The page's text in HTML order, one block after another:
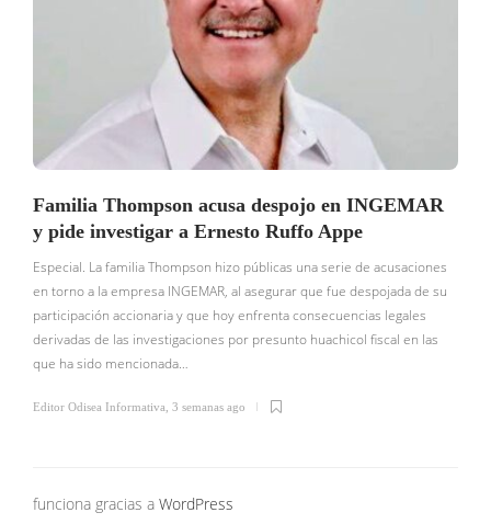
Familia Thompson acusa despojo en INGEMAR
y pide investigar a Ernesto Ruffo Appe
Especial. La familia Thompson hizo públicas una serie de acusaciones
en torno a la empresa INGEMAR, al asegurar que fue despojada de su
participación accionaria y que hoy enfrenta consecuencias legales
derivadas de las investigaciones por presunto huachicol fiscal en las
que ha sido mencionada…
Editor Odisea Informativa 3 semanas ago
funciona gracias a WordPress